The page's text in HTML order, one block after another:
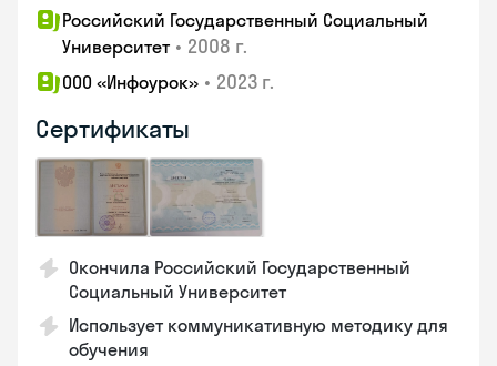
Российский Государственный Социальный
Университет • 2008 г.
ООО «Инфоурок» • 2023 г.
Сертификаты
Окончила Российский Государственный
Социальный Университет
Использует коммуникативную методику для
обучения